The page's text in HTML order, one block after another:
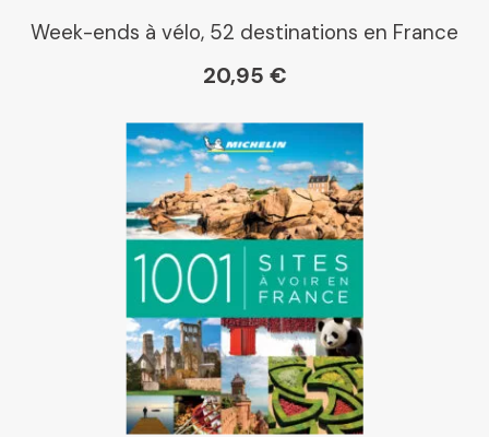
Kleber
Place des libraires
E Leclerc
Week-ends à vélo, 52 destinations en France
20,95 €